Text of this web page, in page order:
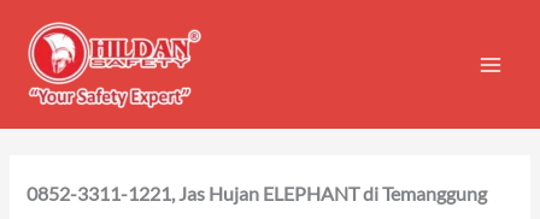
content
0852-3311-1221, Jas Hujan ELEPHANT di Temanggung